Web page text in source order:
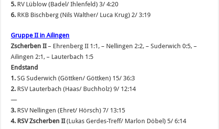
5. RV Lüblow (Badel/ Ihlenfeld) 3/ 4:20
6. RKB Bischberg (Nils Walther/ Luca Krug) 2/ 3:19
Gruppe II in Ailingen
Zscherben II– Ehrenberg II 1:1, – Nellingen 2:2, – Suderwich 0:5, –
Ailingen 2:1, – Lauterbach 1:5
Endstand
1. SG Suderwich (Göttken/ Göttken) 15/ 36:3
2. RSV Lauterbach (Haas/ Buchholz) 9/ 12:14
—
3. RSV Nellingen (Ehret/ Hörsch) 7/ 13:15
4. RSV Zscherben II(Lukas Gerdes-Treff/ Marlon Döbel) 5/ 6:14